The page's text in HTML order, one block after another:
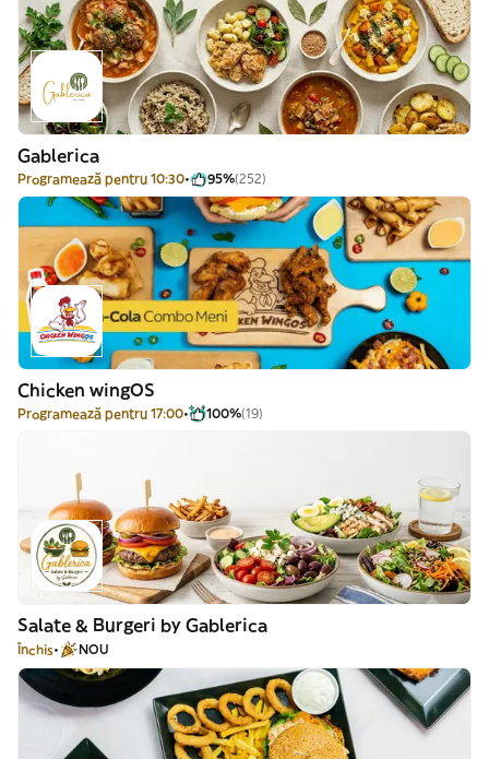
Gablerica
Programează pentru 10:30 95%(252)
Chicken wingOS
Programează pentru 17:00 100%(19)
Salate & Burgeri by Gablerica
Închis NOU